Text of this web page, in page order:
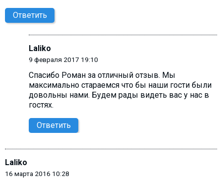
Ответить
Laliko
9 февраля 2017 19:10
Спасибо Роман за отличный отзыв. Мы
максимально стараемся что бы наши гости были
довольны нами. Будем рады видеть вас у нас в
гостях.
Ответить
Laliko
16 марта 2016 10:28